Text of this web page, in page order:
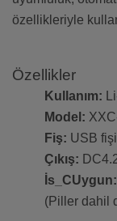
özellikleriyle
Özellikler
Kullanım:
Model:
Fiş: USB fişi
Çıkış:
İs_CUygun:
(Piller dahil